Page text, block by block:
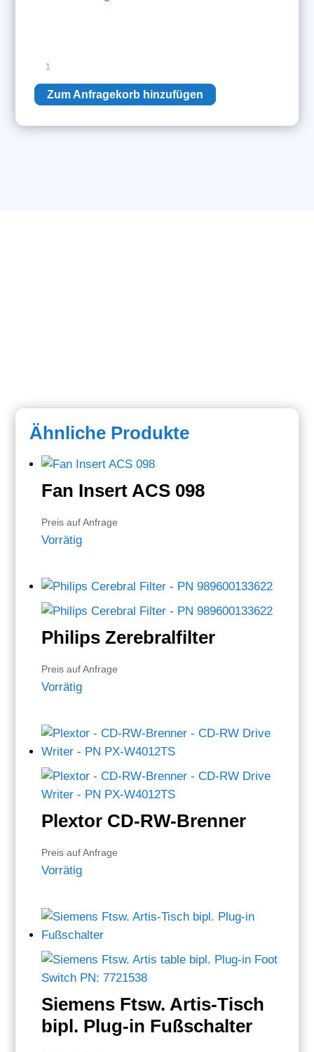
18-
Kanal
Körper-
Menge
Zum Anfragekorb hinzufügen
Ähnliche Produkte
Fan Insert ACS 098
Preis auf Anfrage
Vorrätig
Philips Zerebralfilter
Preis auf Anfrage
Vorrätig
Plextor CD-RW-Brenner
Preis auf Anfrage
Vorrätig
Siemens Ftsw. Artis-Tisch
bipl. Plug-in Fußschalter